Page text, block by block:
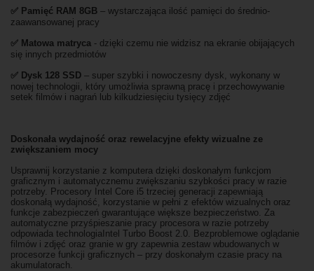
✅ Pamięć RAM 8GB – wystarczająca ilość pamięci do średnio-
zaawansowanej pracy
✅ Matowa matryca - dzięki czemu nie widzisz na ekranie obijających
się innych przedmiotów
✅ Dysk 128 SSD – super szybki i nowoczesny dysk, wykonany w
nowej technologii, który umożliwia sprawną pracę i przechowywanie
setek filmów i nagrań lub kilkudziesięciu tysięcy zdjęć
Doskonała wydajność oraz rewelacyjne efekty wizualne ze
zwiększaniem mocy
Usprawnij korzystanie z komputera dzięki doskonałym funkcjom
graficznym i automatycznemu zwiększaniu szybkości pracy w razie
potrzeby. Procesory Intel Core i5 trzeciej generacji zapewniają
doskonałą wydajność, korzystanie w pełni z efektów wizualnych oraz
funkcje zabezpieczeń gwarantujące większe bezpieczeństwo. Za
automatyczne przyśpieszanie pracy procesora w razie potrzeby
odpowiada technologiaIntel Turbo Boost 2.0. Bezproblemowe oglądanie
filmów i zdjęć oraz granie w gry zapewnia zestaw wbudowanych w
procesorze funkcji graficznych – przy doskonałym czasie pracy na
akumulatorach.